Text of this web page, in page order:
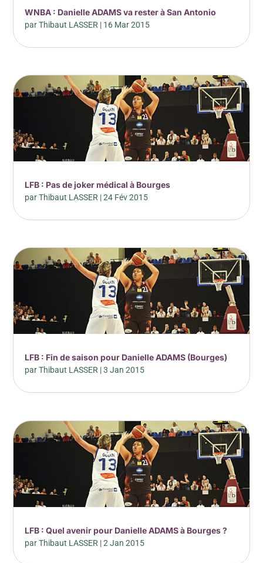
WNBA : Danielle ADAMS va rester à San Antonio
parThibaut LASSER | 16 Mar 2015
LFB : Pas de joker médical à Bourges
parThibaut LASSER |24 Fév 2015
LFB : Fin de saison pour Danielle ADAMS (Bourges)
parThibaut LASSER |3 Jan 2015
LFB : Quel avenir pour Danielle ADAMS à Bourges ?
parThibaut LASSER |2 Jan 2015